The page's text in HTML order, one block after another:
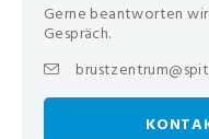
Gerne beantworten
Gespräch.